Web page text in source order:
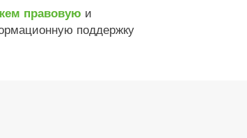
правовую и
поддержку